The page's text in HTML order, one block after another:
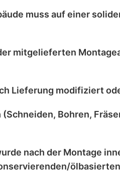
muss auf einer
mitgelieferten
Lieferung modifiziert
Bohren,
nach der Montage